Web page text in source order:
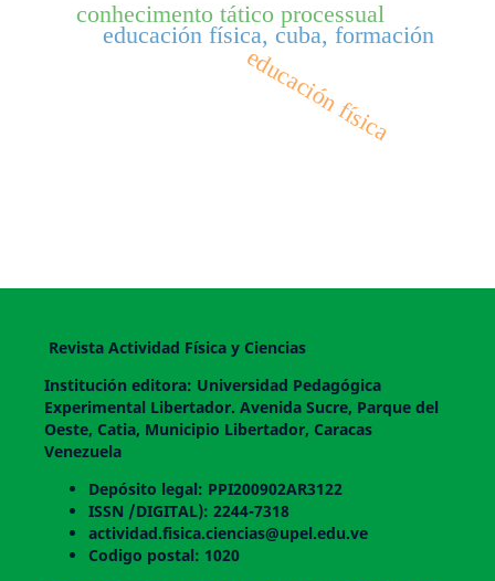
educación física
educación física, cuba, formación
conhecimento tático processual
Revista Actividad Física y Ciencias
Institución editora: Universidad Pedagógica
Experimental Libertador. Avenida Sucre, Parque del
Oeste, Catia, Municipio Libertador, Caracas
Venezuela
Depósito legal: PPI200902AR3122
ISSN /DIGITAL): 2244-7318
actividad.fisica.ciencias@upel.edu.ve
Codigo postal: 1020